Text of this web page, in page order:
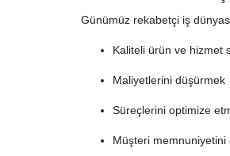
Günümüz rekabetçi iş
Kaliteli ürün ve hizmet
Maliyetlerini düşürmek
Süreçlerini optimize
Müşteri memnuniyetini